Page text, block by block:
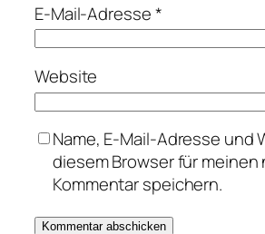
E-Mail-Adresse*
Website
Name, E-Mail-Adresse und
diesem Browser für
Kommentar speichern.